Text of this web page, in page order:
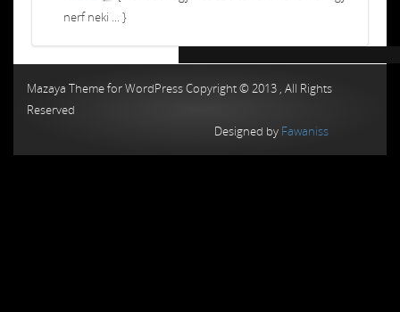
nerf neki ... }
Mazaya Theme for WordPress Copyright © 2013 , All Rights
Reserved
Designed by Fawaniss